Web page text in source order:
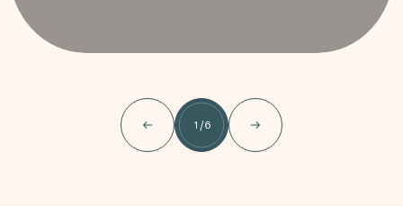
1 /6